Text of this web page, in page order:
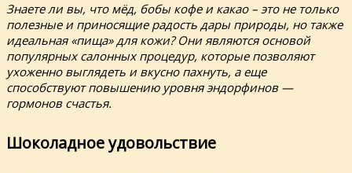
Знаете ли вы, что мёд, бобы кофе и какао – это не только
полезные и приносящие радость дары природы, но также
идеальная «пища» для кожи? Они являются основой
популярных салонных процедур, которые позволяют
ухоженно выглядеть и вкусно пахнуть, а еще
способствуют повышению уровня эндорфинов —
гормонов счастья.
Шоколадное удовольствие